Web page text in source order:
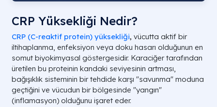
CRP Yüksekliği Nedir?
CRP (C-reaktif protein) yüksekliği, vücutta aktif bir
iltihaplanma, enfeksiyon veya doku hasarı olduğunun en
somut biyokimyasal göstergesidir. Karaciğer tarafından
üretilen bu proteinin kandaki seviyesinin artması,
bağışıklık sisteminin bir tehdide karşı "savunma" moduna
geçtiğini ve vücudun bir bölgesinde "yangın"
(inflamasyon) olduğunu işaret eder.